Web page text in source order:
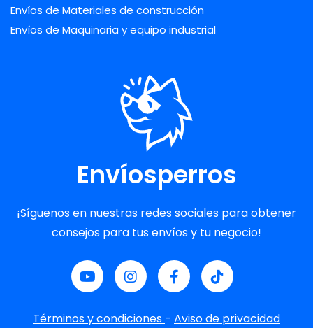
Envíos de Materiales de construcción
Envíos de Maquinaria y equipo industrial
Envíosperros
¡Síguenos en nuestras redes sociales para obtener
consejos para tus envíos y tu negocio!
Términos y condiciones - Aviso de privacidad